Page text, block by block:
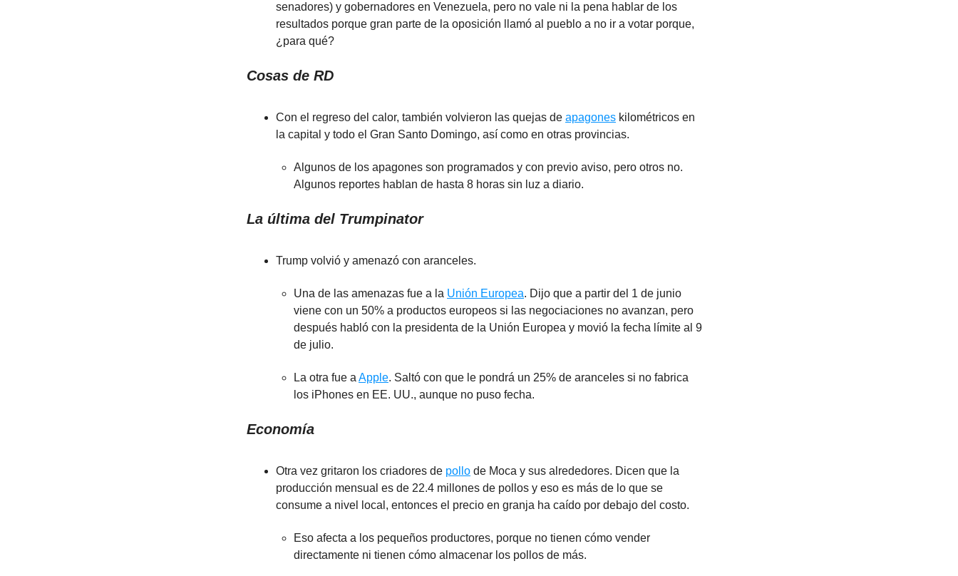
senadores) y gobernadores en Venezuela, pero no vale ni la pena hablar de los
resultados porque gran parte de la oposición llamó al pueblo a no ir a votar porque,
¿para qué?
Cosas de RD
Con el regreso del calor, también volvieron las quejas de apagones kilométricos en
la capital y todo el Gran Santo Domingo, así como en otras provincias.
Algunos de los apagones son programados y con previo aviso, pero otros no.
Algunos reportes hablan de hasta 8 horas sin luz a diario.
La última del Trumpinator
Trump volvió y amenazó con aranceles.
Una de las amenazas fue a la Unión Europea. Dijo que a partir del 1 de junio
viene con un 50% a productos europeos si las negociaciones no avanzan, pero
después habló con la presidenta de la Unión Europea y movió la fecha límite al 9
de julio.
La otra fue a Apple. Saltó con que le pondrá un 25% de aranceles si no fabrica
los iPhones en EE. UU., aunque no puso fecha.
Economía
Otra vez gritaron los criadores de pollo de Moca y sus alrededores. Dicen que la
producción mensual es de 22.4 millones de pollos y eso es más de lo que se
consume a nivel local, entonces el precio en granja ha caído por debajo del costo.
Eso afecta a los pequeños productores, porque no tienen cómo vender
directamente ni tienen cómo almacenar los pollos de más.